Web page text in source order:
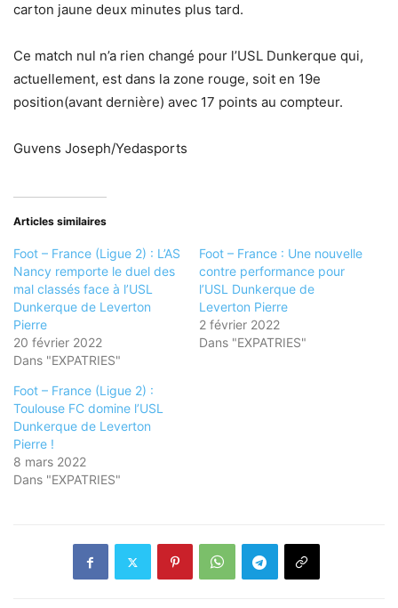
carton jaune deux minutes plus tard.
Ce match nul n’a rien changé pour l’USL Dunkerque qui,
actuellement, est dans la zone rouge, soit en 19e
position(avant dernière) avec 17 points au compteur.
Guvens Joseph/Yedasports
Articles similaires
Foot – France (Ligue 2) : L’AS
Nancy remporte le duel des
mal classés face à l’USL
Dunkerque de Leverton
Pierre
20 février 2022
Dans "EXPATRIES"
Foot – France : Une nouvelle
contre performance pour
l’USL Dunkerque de
Leverton Pierre
2 février 2022
Dans "EXPATRIES"
Foot – France (Ligue 2) :
Toulouse FC domine l’USL
Dunkerque de Leverton
Pierre !
8 mars 2022
Dans "EXPATRIES"